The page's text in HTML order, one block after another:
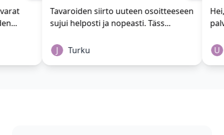
Tavaroiden siirto uuteen osoitteeseen
sujui helposti ja nopeasti. Täss...
Turku